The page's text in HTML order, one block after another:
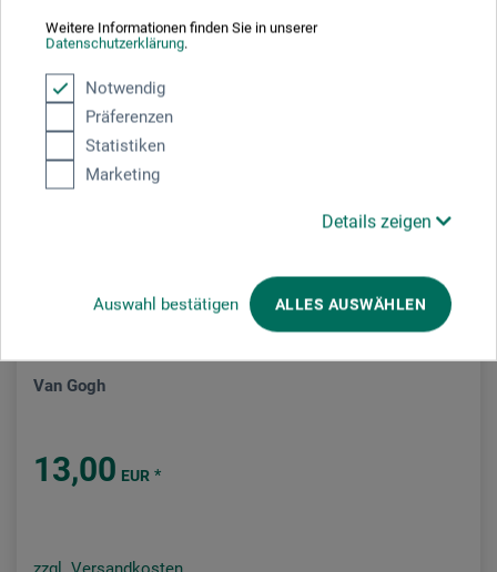
Weitere Informationen finden Sie in unserer
Datenschutzerklärung.
Notwendig
Präferenzen
Statistiken
Marketing
Details zeigen
Auswahl bestätigen ALLES AUSWÄHLEN
Van Gogh
13,00 EUR *